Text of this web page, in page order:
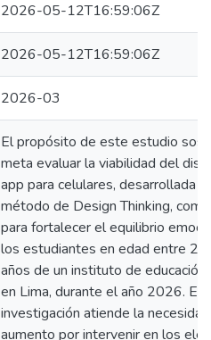
2026-05-12T16:59:06Z
2026-05-12T16:59:06Z
2026-03
El propósito de este estudio
meta evaluar la viabilidad del
app para celulares, desarrollada
método de Design Thinking,
para fortalecer el equilibrio
los estudiantes en edad entre
años de un instituto de educación
en Lima, durante el año 2026. El
investigación atiende la
aumento por intervenir en los